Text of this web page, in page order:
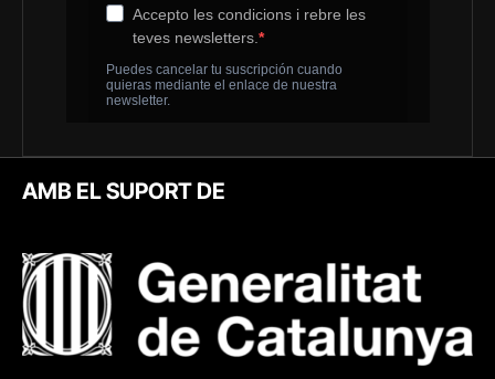
AMB EL SUPORT DE